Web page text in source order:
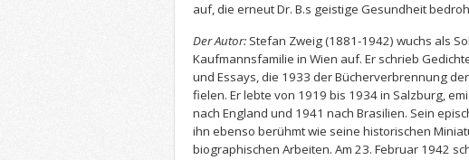
auf, die erneut Dr. B.s geistige Gesundheit
Der Autor: Stefan Zweig (1881-1942) wuchs als
Kaufmannsfamilie in Wien auf. Er schrieb
und Essays, die 1933 der Bücherverbrennung
fielen. Er lebte von 1919 bis 1934 in Salzburg,
nach England und 1941 nach Brasilien. Sein
ihn ebenso berühmt wie seine historischen
biographischen Arbeiten. Am 23. Februar 1942